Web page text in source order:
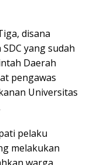
disana
yang sudah
Daerah
pengawas
Universitas
pelaku
melakukan